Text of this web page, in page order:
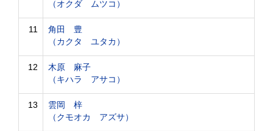
（オクダ ムツコ）
11
角田 豊
（カクタ ユタカ）
12
木原 麻子
（キハラ アサコ）
13
雲岡 梓
（クモオカ アズサ）